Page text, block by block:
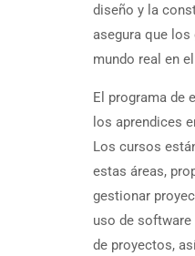
diseño y la
asegura que los
mundo real en
El programa de
los aprendices
Los cursos
estas áreas,
gestionar
uso de
de proyectos,